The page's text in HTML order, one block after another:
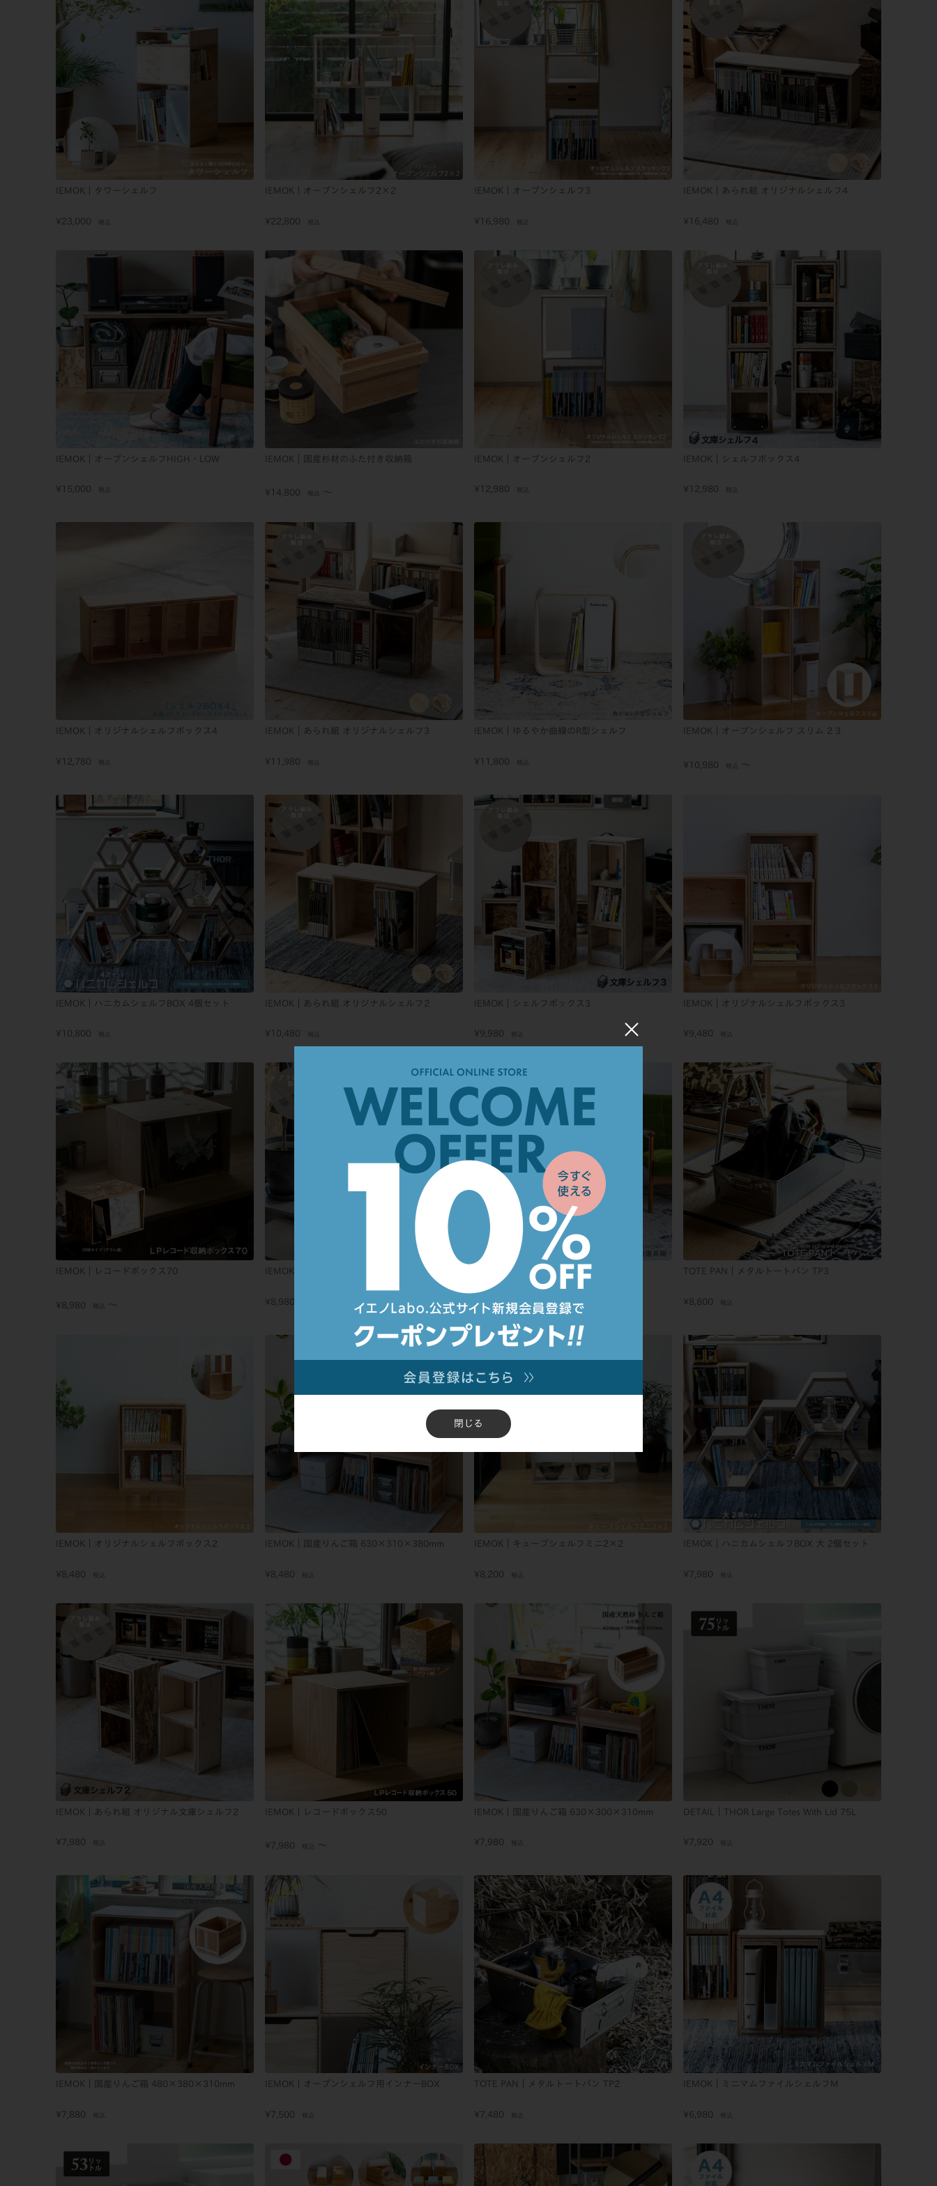
×
閉じる
IEMOK｜タワーシェルフ
¥23,000 税込
IEMOK｜オープンシェルフ2×2
¥22,800 税込
IEMOK｜オープンシェルフ3
¥ 16,980 税込
IEMOK｜あられ組 オリジナルシェルフ4
¥ 16,480 税込
IEMOK｜オープンシェルフHIGH・LOW
¥ 15,000 税込
IEMOK｜国産杉材のふた付き収納箱
¥ 14,800 税込 〜
IEMOK｜オープンシェルフ2
¥ 12,980 税込
IEMOK｜シェルフボックス4
¥ 12,980 税込
IEMOK｜オリジナルシェルフボックス4
¥ 12,780 税込
IEMOK｜あられ組 オリジナルシェルフ3
¥ 11,980 税込
IEMOK｜ゆるやか曲線のR型シェルフ
¥ 11,800 税込
IEMOK｜オープンシェルフ スリム 2 3
¥ 10,980 税込 〜
IEMOK｜ハニカムシェルフBOX 4個セット
¥ 10,800 税込
IEMOK｜あられ組 オリジナルシェルフ2
¥ 10,480 税込
IEMOK｜シェルフボックス3
¥9,980 税込
IEMOK｜オリジナルシェルフボックス3
¥9,480 税込
IEMOK｜レコードボックス70
¥8,980 税込 〜
IEMOK｜オープンシェルフ1
¥8,980
IEMOK｜木の道具箱
¥ 8,900 税込
TOTE PAN｜メタルトートパン TP3
¥8,800 税込
IEMOK｜オリジナルシェルフボックス2
¥8,480 税込
IEMOK｜国産りんご箱 630×310×380mm
¥8,480 税込
IEMOK｜キューブシェルフミニ2×2
¥8,200 税込
IEMOK｜ハニカムシェルフBOX 大 2個セット
¥ 7,980 税込
IEMOK｜あられ組 オリジナル文庫シェルフ2
¥ 7,980 税込
IEMOK｜レコードボックス50
¥ 7,980 税込 〜
IEMOK｜国産りんご箱 630×300×310mm
¥ 7,980 税込
DETAIL｜THOR Large Totes With Lid 75L
¥ 7,920 税込
IEMOK｜国産りんご箱 480×380×310mm
¥ 7,880 税込
IEMOK｜オープンシェルフ用インナーBOX
¥ 7,500 税込
TOTE PAN｜メタルトートパン TP2
¥ 7,480 税込
IEMOK｜ミニマムファイルシェルフM
¥6,980 税込